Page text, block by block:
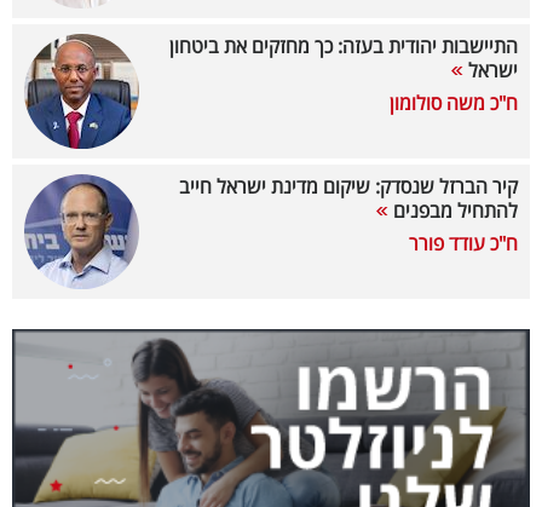
קריפטו
טלוויזיה
עסקי
קריירה
ולימודים
מינויים
רייטינג
התיישבות יהודית בעזה: כך מחזקים את ביטחון
ישראל
ח"כ משה סולומון
קיר הברזל שנסדק: שיקום מדינת ישראל חייב
להתחיל מבפנים
ח"כ עודד פורר